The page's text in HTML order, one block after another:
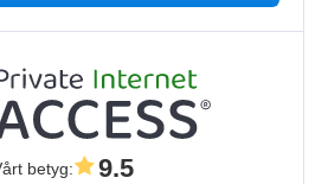
betyg: 9.5